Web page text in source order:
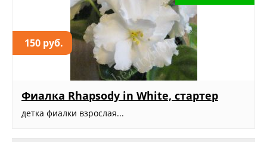
150 руб.
Фиалка Rhapsody in White, стартер
детка фиалки взрослая...